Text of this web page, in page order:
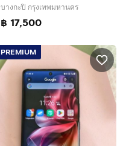
บางกะปิ กรุงเทพมหานคร
฿ 17,500
PREMIUM